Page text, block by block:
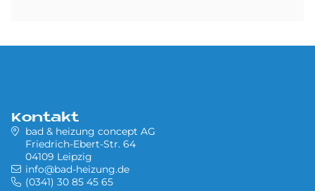
Kontakt
bad & heizung concept AG
Friedrich-Ebert-Str. 64
04109 Leipzig
info@bad-heizung.de
(0341) 30 85 45 65